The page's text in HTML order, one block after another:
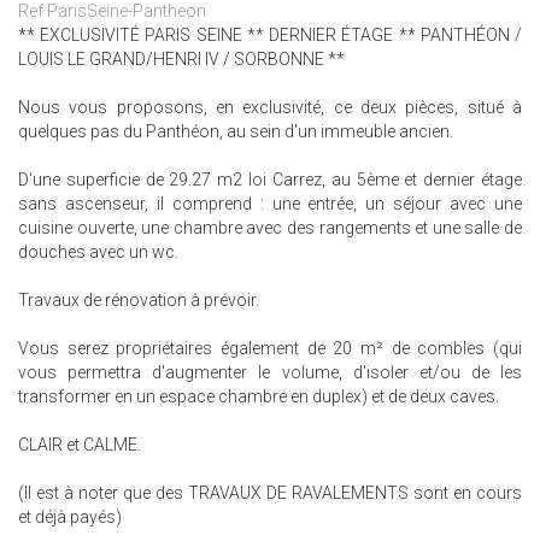
Ref ParisSeine-Pantheon
** EXCLUSIVITÉ PARIS SEINE ** DERNIER ÉTAGE ** PANTHÉON /
LOUIS LE GRAND/HENRI IV / SORBONNE **
Nous vous proposons, en exclusivité, ce deux pièces, situé à
quelques pas du Panthéon, au sein d'un immeuble ancien.
D'une superficie de 29.27 m2 loi Carrez, au 5ème et dernier étage
sans ascenseur, il comprend : une entrée, un séjour avec une
cuisine ouverte, une chambre avec des rangements et une salle de
douches avec un wc.
Travaux de rénovation à prévoir.
Vous serez propriétaires également de 20 m² de combles (qui
vous permettra d'augmenter le volume, d'isoler et/ou de les
transformer en un espace chambre en duplex) et de deux caves.
CLAIR et CALME.
(Il est à noter que des TRAVAUX DE RAVALEMENTS sont en cours
et déjà payés)